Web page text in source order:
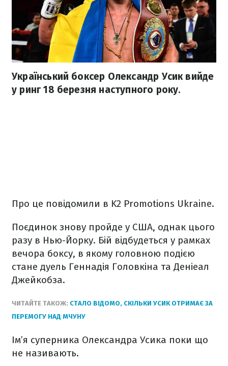
Український боксер Олександр Усик вийде
у ринг 18 березня наступного року.
Про це повідомили в K2 Promotions Ukraine.
Поєдинок знову пройде у США, однак цього
разу в Нью-Йорку. Бій відбудеться у рамках
вечора боксу, в якому головною подією
стане дуель Геннадія Головкіна та Деніеал
Джейкобза.
ЧИТАЙТЕ ТАКОЖ: СТАЛО ВІДОМО, СКІЛЬКИ УСИК ОТРИМАЄ ЗА
ПЕРЕМОГУ НАД МЧУНУ
Ім’я суперника Олександра Усика поки що
не називають.